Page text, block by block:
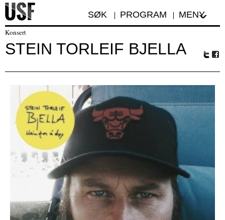
SØK PROGRAM MENY
Konsert
STEIN TORLEIF BJELLA
r
oo